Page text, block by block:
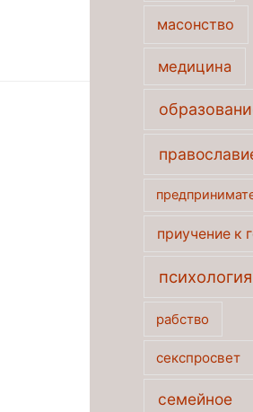
масонство
медицина
приучение к
психология
рабство
секспросвет
семейное